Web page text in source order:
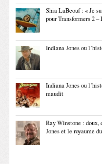
Shia LaBeouf : « Je
pour Transformers 2
Indiana Jones ou
Indiana Jones ou
maudit
Ray Winstone : doux,
Jones et le royaume